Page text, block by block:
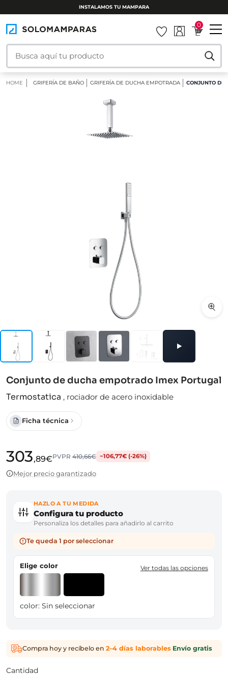
INSTALAMOS TU MAMPARA
0
HOME GRIFERÍA DE BAÑO GRIFERÍA DE DUCHA EMPOTRADA CONJUNTO DE
Conjunto de ducha empotrado Imex Portugal
Termostatica , rociador de acero inoxidable
Ficha técnica
303,89€PVPR410,66€ −106,77€ (-26%)
Mejor precio garantizado
HAZLO A TU MEDIDA
Configura tu producto
Personaliza los detalles para añadirlo al carrito
Te queda 1 por seleccionar
Elige color Ver todas las opciones
color: Sin seleccionar
Compra hoy y recíbelo en 2–4 días laborables·Envío gratis
Cantidad